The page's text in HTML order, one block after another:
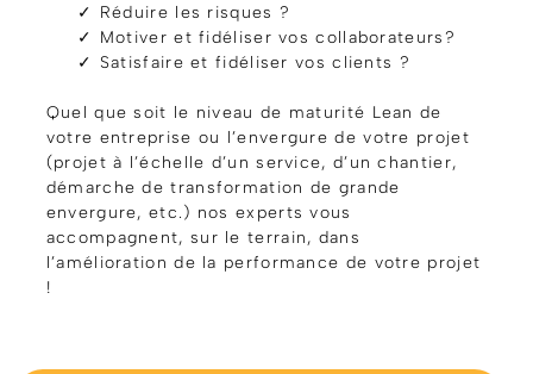
✓ Réduire les risques ?
✓ Motiver et fidéliser vos collaborateurs?
✓ Satisfaire et fidéliser vos clients ?
Quel que soit le niveau de maturité Lean de
votre entreprise ou l’envergure de votre projet
(projet à l’échelle d’un service, d’un chantier,
démarche de transformation de grande
envergure, etc.) nos experts vous
accompagnent, sur le terrain, dans
l’amélioration de la performance de votre projet
!